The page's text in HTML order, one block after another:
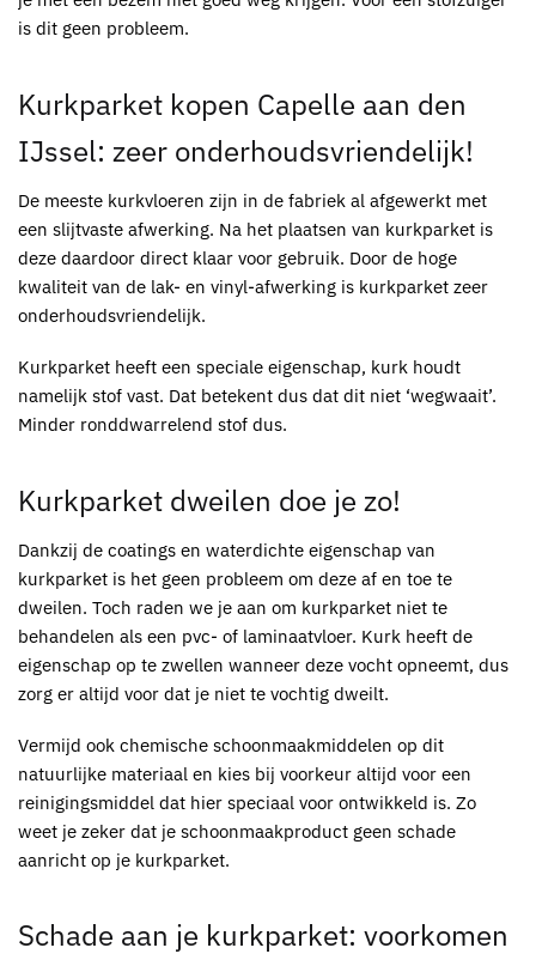
is dit geen probleem.
Kurkparket kopen Capelle aan den
IJssel: zeer onderhoudsvriendelijk!
De meeste kurkvloeren zijn in de fabriek al afgewerkt met
een slijtvaste afwerking. Na het plaatsen van kurkparket is
deze daardoor direct klaar voor gebruik. Door de hoge
kwaliteit van de lak- en vinyl-afwerking is kurkparket zeer
onderhoudsvriendelijk.
Kurkparket heeft een speciale eigenschap, kurk houdt
namelijk stof vast. Dat betekent dus dat dit niet ‘wegwaait’.
Minder ronddwarrelend stof dus.
Kurkparket dweilen doe je zo!
Dankzij de coatings en waterdichte eigenschap van
kurkparket is het geen probleem om deze af en toe te
dweilen. Toch raden we je aan om kurkparket niet te
behandelen als een pvc- of laminaatvloer. Kurk heeft de
eigenschap op te zwellen wanneer deze vocht opneemt, dus
zorg er altijd voor dat je niet te vochtig dweilt.
Vermijd ook chemische schoonmaakmiddelen op dit
natuurlijke materiaal en kies bij voorkeur altijd voor een
reinigingsmiddel dat hier speciaal voor ontwikkeld is. Zo
weet je zeker dat je schoonmaakproduct geen schade
aanricht op je kurkparket.
Schade aan je kurkparket: voorkomen